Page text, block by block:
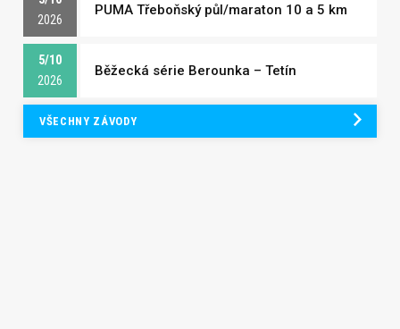
2026
PUMA Třeboňský půl/maraton 10 a 5 km
5/10
2026
Běžecká série Berounka – Tetín
VŠECHNY ZÁVODY